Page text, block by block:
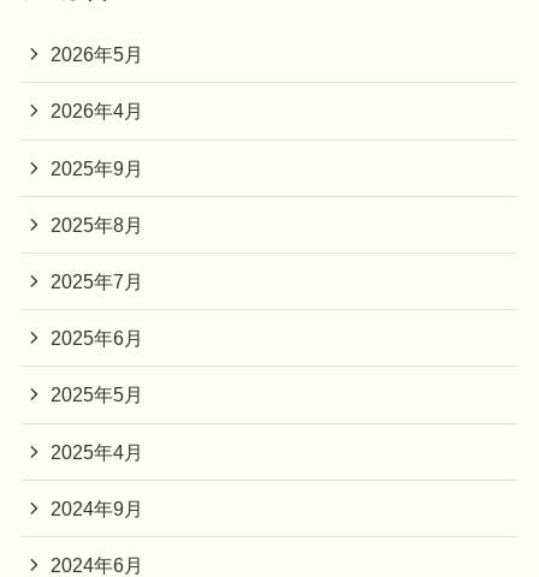
2026年5月
2026年4月
2025年9月
2025年8月
2025年7月
2025年6月
2025年5月
2025年4月
2024年9月
2024年6月